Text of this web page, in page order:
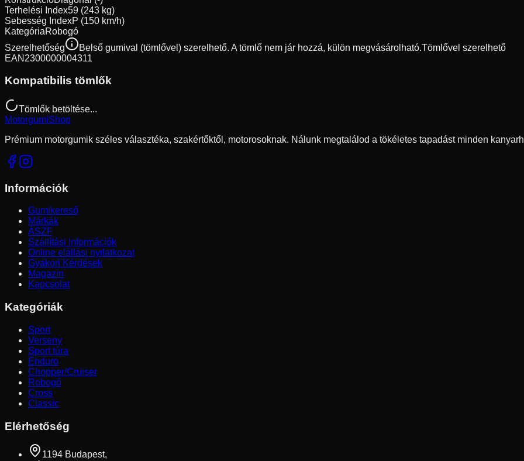
Terhelési Index59 (243 kg)
Sebesség IndexP (150 km/h)
KategóriaRobogó
Szerelhetőség
Belső gumival (tömlővel) szerelhető. A tömlő nem jár hozzá, külön megvásárolható.Tömlővel szerelhető
EAN 2300000004311
Kompatibilis tömlők
Tömlők betöltése...
MotorgumiShop
Prémium motorgumik széles választéka, szakértőktől, motorosoknak. Nálunk megtalálod a tökéletes tapadást minden
Információk
Gumikereső
Márkák
ÁSZF
Szállítási Információk
Online elállási nyilatkozat
Gyakori Kérdések
Magazin
Kapcsolat
Kategóriák
Sport
Verseny
Sport túra
Enduro
Chopper/Cruiser
Robogó
Cross
Classic
Elérhetőség
1194 Budapest,